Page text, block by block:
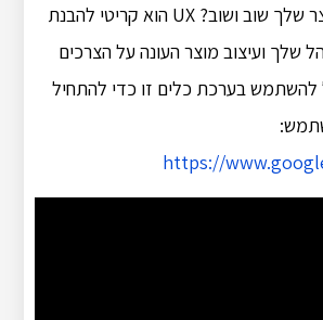
שהם יחזרו למוצר שלך שוב ושוב? UX הוא קריטי להבנת
שלך ועיצוב מוצר העונה על הצרכים
להשתמש בערכת כלים זו כדי להתחיל
https://